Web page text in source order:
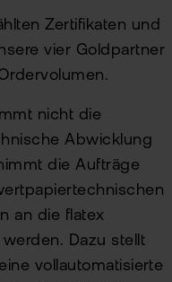
Zertifikaten und
vier Goldpartner
nicht die
Abwicklung
die Aufträge
an die flatex
werden. Dazu stellt
vollautomatisierte